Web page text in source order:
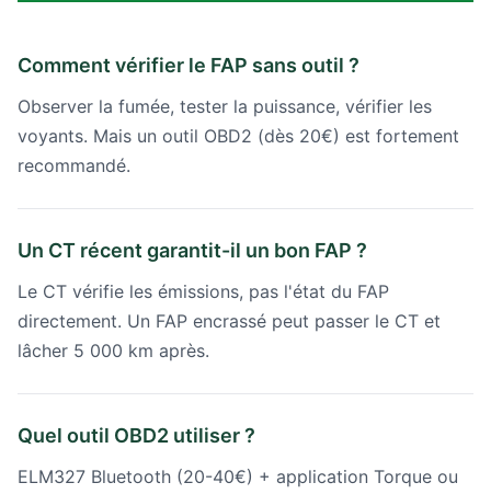
Comment vérifier le FAP sans outil ?
Observer la fumée, tester la puissance, vérifier les
voyants. Mais un outil OBD2 (dès 20€) est fortement
recommandé.
Un CT récent garantit-il un bon FAP ?
Le CT vérifie les émissions, pas l'état du FAP
directement. Un FAP encrassé peut passer le CT et
lâcher 5 000 km après.
Quel outil OBD2 utiliser ?
ELM327 Bluetooth (20-40€) + application Torque ou